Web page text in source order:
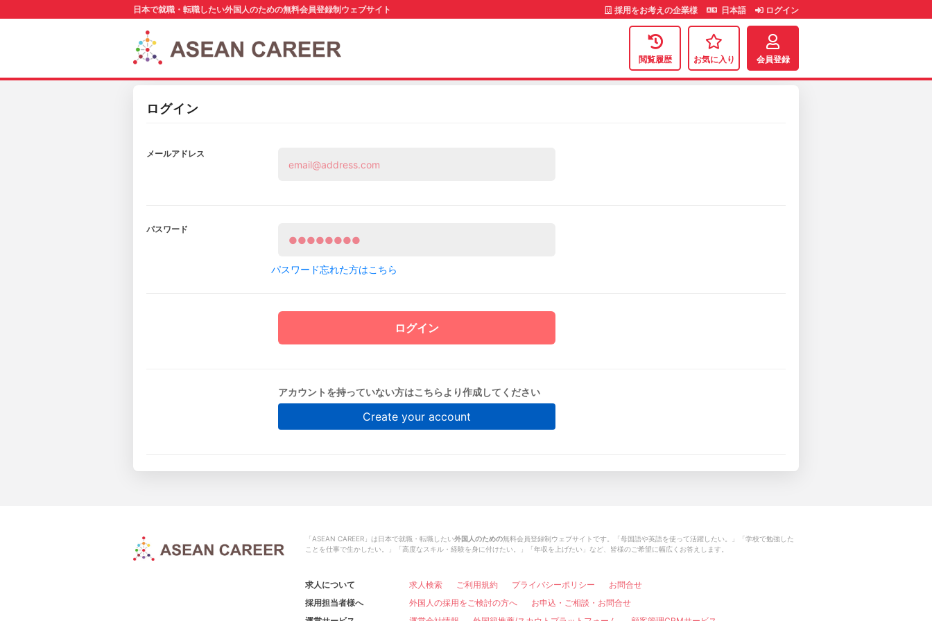
採用をお考えの企業様 日本語 ログイン
日本で就職・転職したい外国人のための無料会員登録制ウェブサイト
閲覧履歴 お気に入り 会員登録
ログイン
メールアドレス
パスワード
パスワード忘れた方はこちら
アカウントを持っていない方はこちらより作成してください
Create your account
「ASEAN CAREER」は日本で就職・転職したい外国人のための無料会員登録制ウェブサイトです。「母国語や英語を使って活躍したい。」「学校で勉強した
ことを仕事で生かしたい。」「高度なスキル・経験を身に付けたい。」「年収を上げたい」など、皆様のご希望に幅広くお答えします。
求人について 求人検索 ご利用規約 プライバシーポリシー
お問合せ
採用担当者様へ
外国人の採用をご検討の方へ
お申込・ご相談・お問合せ